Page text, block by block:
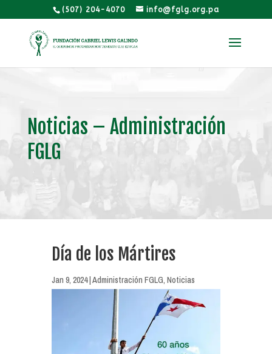
(507) 204-4070 info@fglg.org.pa
Noticias – Administración
FGLG
Día de los Mártires
Jan 9, 2024|Administración FGLG, Noticias